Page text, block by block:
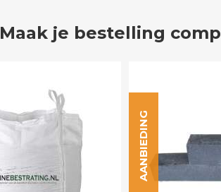
Maak je bestelling
AANBIEDING